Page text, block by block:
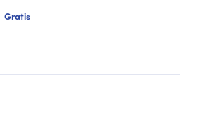
Gratis